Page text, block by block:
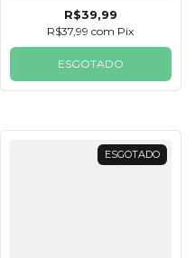
R$39,99
R$37,99com Pix
ESGOTADO
ESGOTADO